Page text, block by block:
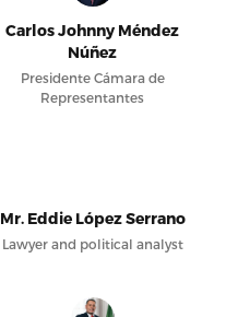
Carlos Johnny Méndez
Núñez
Presidente Cámara de
Representantes
Mr. Eddie López Serrano
Lawyer and political analyst